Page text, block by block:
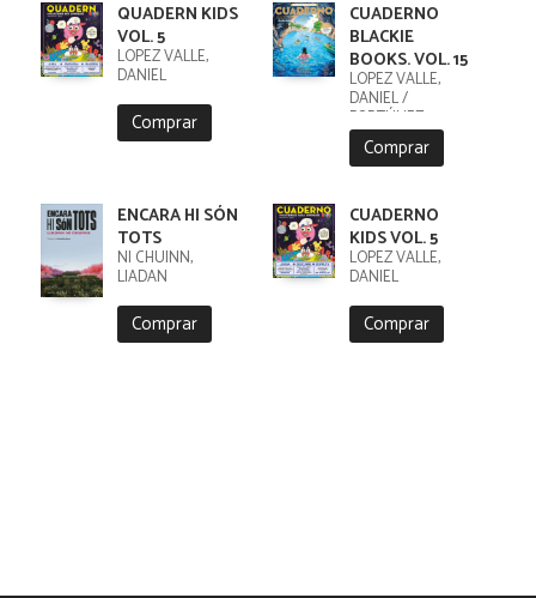
QUADERN KIDS
VOL. 5
LÓPEZ VALLE,
DANIEL
Comprar
CUADERNO
BLACKIE
BOOKS. VOL. 15
LÓPEZ VALLE,
DANIEL /
FORTÚNEZ,
CRISTOBAL
Comprar
ENCARA HI SÓN
TOTS
NI CHUINN,
LIADAN
Comprar
CUADERNO
KIDS VOL. 5
LÓPEZ VALLE,
DANIEL
Comprar